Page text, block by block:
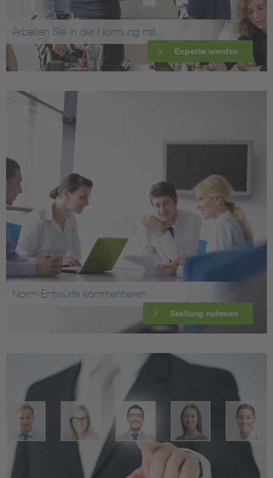
Arbeiten Sie in der Normung mit
Experte werden
Norm-Entwürfe kommentieren
Stellung nehmen